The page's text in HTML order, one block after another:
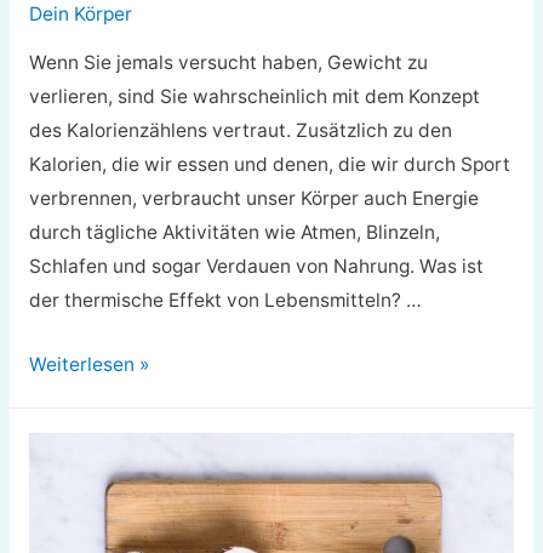
Dein Körper
Wenn Sie jemals versucht haben, Gewicht zu
verlieren, sind Sie wahrscheinlich mit dem Konzept
des Kalorienzählens vertraut. Zusätzlich zu den
Kalorien, die wir essen und denen, die wir durch Sport
verbrennen, verbraucht unser Körper auch Energie
durch tägliche Aktivitäten wie Atmen, Blinzeln,
Schlafen und sogar Verdauen von Nahrung. Was ist
der thermische Effekt von Lebensmitteln? …
So
Sie
thermische
Weiterlesen »